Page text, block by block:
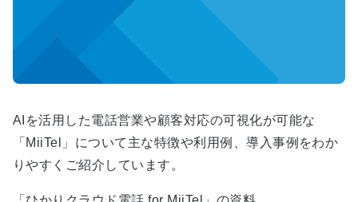
AIを活用した電話営業や顧客対応の可視化が可能な
「MiiTel」について主な特徴や利用例、導入事例をわか
りやすくご紹介しています。